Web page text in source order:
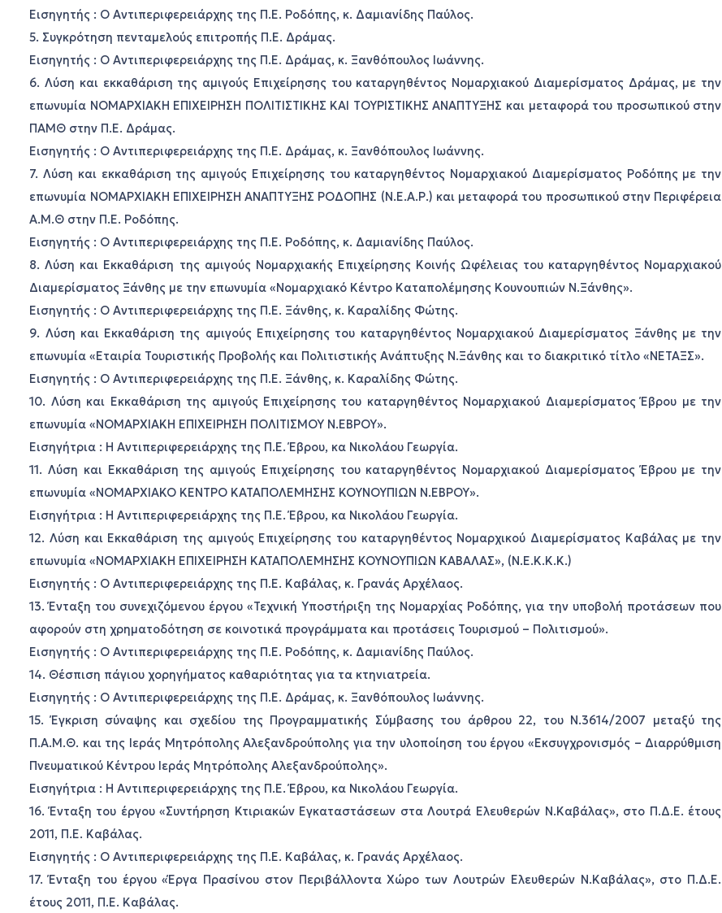
Εισηγητής : Ο Αντιπεριφερειάρχης της Π.Ε. Ροδόπης, κ. Δαμιανίδης Παύλος.
5. Συγκρότηση πενταμελούς επιτροπής Π.Ε. Δράμας.
Εισηγητής : Ο Αντιπεριφερειάρχης της Π.Ε. Δράμας, κ. Ξανθόπουλος Ιωάννης.
6. Λύση και εκκαθάριση της αμιγούς Επιχείρησης του καταργηθέντος Νομαρχιακού Διαμερίσματος Δράμας, με την
επωνυμία ΝΟΜΑΡΧΙΑΚΗ ΕΠΙΧΕΙΡΗΣΗ ΠΟΛΙΤΙΣΤΙΚΗΣ ΚΑΙ ΤΟΥΡΙΣΤΙΚΗΣ ΑΝΑΠΤΥΞΗΣ και μεταφορά του προσωπικού στην
ΠΑΜΘ στην Π.Ε. Δράμας.
Εισηγητής : Ο Αντιπεριφερειάρχης της Π.Ε. Δράμας, κ. Ξανθόπουλος Ιωάννης.
7. Λύση και εκκαθάριση της αμιγούς Επιχείρησης του καταργηθέντος Νομαρχιακού Διαμερίσματος Ροδόπης με την
επωνυμία ΝΟΜΑΡΧΙΑΚΗ ΕΠΙΧΕΙΡΗΣΗ ΑΝΑΠΤΥΞΗΣ ΡΟΔΟΠΗΣ (Ν.Ε.Α.Ρ.) και μεταφορά του προσωπικού στην Περιφέρεια
Α.Μ.Θ στην Π.Ε. Ροδόπης.
Εισηγητής : Ο Αντιπεριφερειάρχης της Π.Ε. Ροδόπης, κ. Δαμιανίδης Παύλος.
8. Λύση και Εκκαθάριση της αμιγούς Νομαρχιακής Επιχείρησης Κοινής Ωφέλειας του καταργηθέντος Νομαρχιακού
Διαμερίσματος Ξάνθης με την επωνυμία «Νομαρχιακό Κέντρο Καταπολέμησης Κουνουπιών Ν.Ξάνθης».
Εισηγητής : Ο Αντιπεριφερειάρχης της Π.Ε. Ξάνθης, κ. Καραλίδης Φώτης.
9. Λύση και Εκκαθάριση της αμιγούς Επιχείρησης του καταργηθέντος Νομαρχιακού Διαμερίσματος Ξάνθης με την
επωνυμία «Εταιρία Τουριστικής Προβολής και Πολιτιστικής Ανάπτυξης Ν.Ξάνθης και το διακριτικό τίτλο «ΝΕΤΑΞΣ».
Εισηγητής : Ο Αντιπεριφερειάρχης της Π.Ε. Ξάνθης, κ. Καραλίδης Φώτης.
10. Λύση και Εκκαθάριση της αμιγούς Επιχείρησης του καταργηθέντος Νομαρχιακού Διαμερίσματος Έβρου με την
επωνυμία «ΝΟΜΑΡΧΙΑΚΗ ΕΠΙΧΕΙΡΗΣΗ ΠΟΛΙΤΙΣΜΟΥ Ν.ΕΒΡΟΥ».
Εισηγήτρια : Η Αντιπεριφερειάρχης της Π.Ε. Έβρου, κα Νικολάου Γεωργία.
11. Λύση και Εκκαθάριση της αμιγούς Επιχείρησης του καταργηθέντος Νομαρχιακού Διαμερίσματος Έβρου με την
επωνυμία «ΝΟΜΑΡΧΙΑΚΟ ΚΕΝΤΡΟ ΚΑΤΑΠΟΛΕΜΗΣΗΣ ΚΟΥΝΟΥΠΙΩΝ Ν.ΕΒΡΟΥ».
Εισηγήτρια : Η Αντιπεριφερειάρχης της Π.Ε. Έβρου, κα Νικολάου Γεωργία.
12. Λύση και Εκκαθάριση της αμιγούς Επιχείρησης του καταργηθέντος Νομαρχικού Διαμερίσματος Καβάλας με την
επωνυμία «ΝΟΜΑΡΧΙΑΚΗ ΕΠΙΧΕΙΡΗΣΗ ΚΑΤΑΠΟΛΕΜΗΣΗΣ ΚΟΥΝΟΥΠΙΩΝ ΚΑΒΑΛΑΣ», (Ν.Ε.Κ.Κ.Κ.)
Εισηγητής : Ο Αντιπεριφερειάρχης της Π.Ε. Καβάλας, κ. Γρανάς Αρχέλαος.
13. Ένταξη του συνεχιζόμενου έργου «Τεχνική Υποστήριξη της Νομαρχίας Ροδόπης, για την υποβολή προτάσεων που
αφορούν στη χρηματοδότηση σε κοινοτικά προγράμματα και προτάσεις Τουρισμού – Πολιτισμού».
Εισηγητής : Ο Αντιπεριφερειάρχης της Π.Ε. Ροδόπης, κ. Δαμιανίδης Παύλος.
14. Θέσπιση πάγιου χορηγήματος καθαριότητας για τα κτηνιατρεία.
Εισηγητής : Ο Αντιπεριφερειάρχης της Π.Ε. Δράμας, κ. Ξανθόπουλος Ιωάννης.
15. Έγκριση σύναψης και σχεδίου της Προγραμματικής Σύμβασης του άρθρου 22, του Ν.3614/2007 μεταξύ της
Π.Α.Μ.Θ. και της Ιεράς Μητρόπολης Αλεξανδρούπολης για την υλοποίηση του έργου «Εκσυγχρονισμός – Διαρρύθμιση
Πνευματικού Κέντρου Ιεράς Μητρόπολης Αλεξανδρούπολης».
Εισηγήτρια : Η Αντιπεριφερειάρχης της Π.Ε. Έβρου, κα Νικολάου Γεωργία.
16. Ένταξη του έργου «Συντήρηση Κτιριακών Εγκαταστάσεων στα Λουτρά Ελευθερών Ν.Καβάλας», στο Π.Δ.Ε. έτους
2011, Π.Ε. Καβάλας.
Εισηγητής : Ο Αντιπεριφερειάρχης της Π.Ε. Καβάλας, κ. Γρανάς Αρχέλαος.
17. Ένταξη του έργου «Έργα Πρασίνου στον Περιβάλλοντα Χώρο των Λουτρών Ελευθερών Ν.Καβάλας», στο Π.Δ.Ε.
έτους 2011, Π.Ε. Καβάλας.